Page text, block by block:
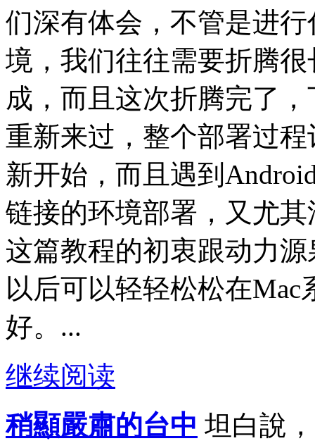
们深有体会，不管是进
境，我们往往需要折腾
成，而且这次折腾完了
重新来过，整个部署过
新开始，而且遇到
链接的环境部署，又尤
这篇教程的初衷跟动力
以后可以轻轻松松在
好。...
继续阅读
稍顯嚴肅的台中 坦白說